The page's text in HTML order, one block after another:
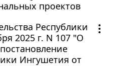
проектов
Республики
2025 г. N 107 "О
Ингушетия от